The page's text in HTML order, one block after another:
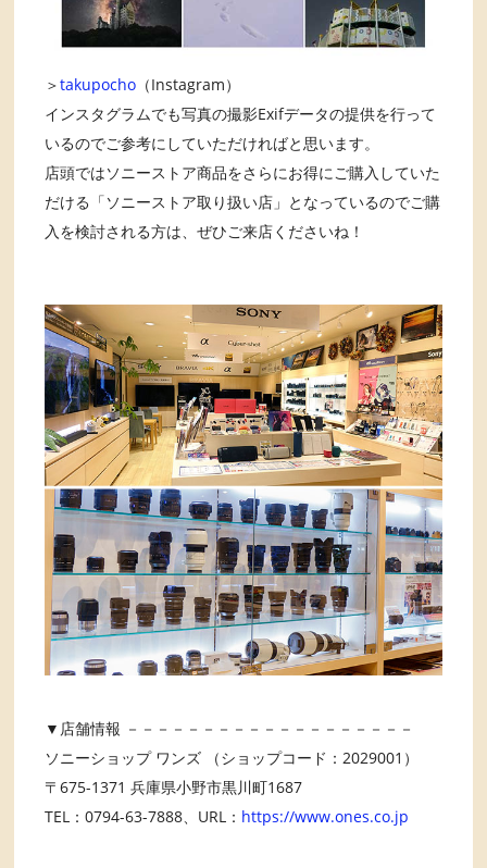
＞takupocho （Instagram）
インスタグラムでも写真の撮影Exifデータの提供を行って
いるのでご参考にしていただければと思います。
店頭ではソニーストア商品をさらにお得にご購入していた
だける「ソニーストア取り扱い店」となっているのでご購
入を検討される方は、ぜひご来店くださいね！
▼店舗情報 －－－－－－－－－－－－－－－－－－－
ソニーショップ ワンズ （ショップコード：2029001）
〒675-1371 兵庫県小野市黒川町1687
TEL：0794-63-7888、URL： https://www.ones.co.jp